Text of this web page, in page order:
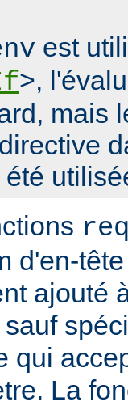
est
>,
mais
d'en-
ajouté
qui
La